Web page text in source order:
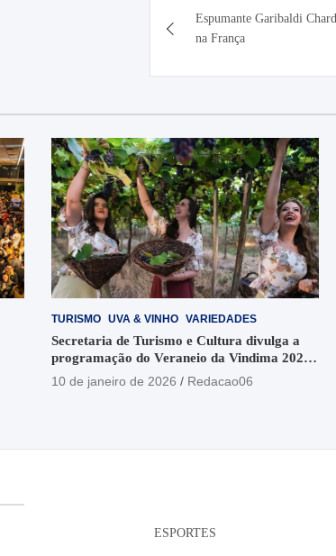
de
Post
Espumante Garibaldi
na França
TURISMO UVA & VINHO VARIEDADES
Secretaria de Turismo e Cultura divulga a
programação do Veraneio da Vindima 2026
em Garibaldi
10 de janeiro de 2026 Redacao06
ESPORTES